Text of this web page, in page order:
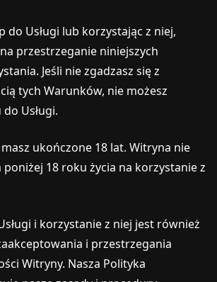
do Usługi lub korzystając z niej,
przestrzeganie niniejszych
Jeśli nie zgadzasz się z
tych Warunków, nie możesz
Usługi.
ukończone 18 lat. Witryna nie
18 roku życia na korzystanie z
i korzystanie z niej jest również
i przestrzegania
Witryny. Nasza Polityka